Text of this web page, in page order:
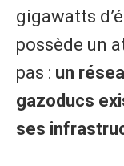
gigawatts
possède un
pas : un
gazoducs
ses